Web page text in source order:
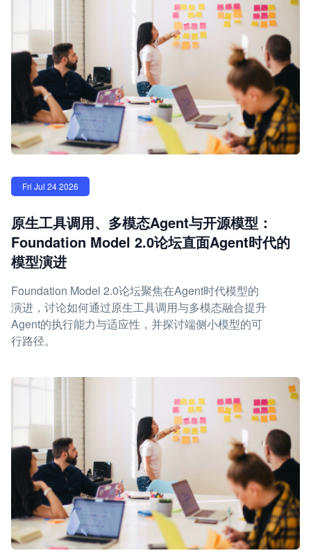
Fri Jul 24 2026
原生工具调用、多模态Agent与开源模型：
Foundation Model 2.0论坛直面Agent时代的
模型演进
Foundation Model 2.0论坛聚焦在Agent时代模型的
演进，讨论如何通过原生工具调用与多模态融合提升
Agent的执行能力与适应性，并探讨端侧小模型的可
行路径。